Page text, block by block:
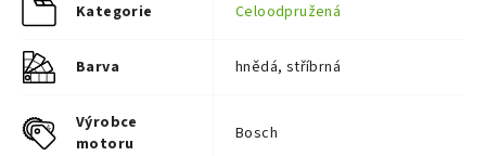
maximální bezpečnost díky
Bosch, čtyřpístkovým brzdám a 203mm
Apple Airtag nebo Chipolo a prostor
pro Bosch ConnectModule umožňují
Kategorie Celoodpružená
Barva hnědá, stříbrná
Výrobce
motoru
Bosch